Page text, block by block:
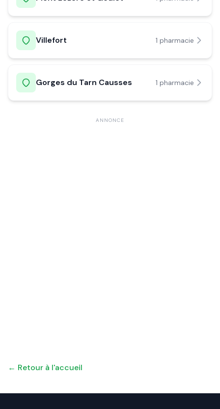
Villefort 1 pharmacie
Gorges du Tarn Causses 1 pharmacie
ANNONCE
← Retour à l'accueil